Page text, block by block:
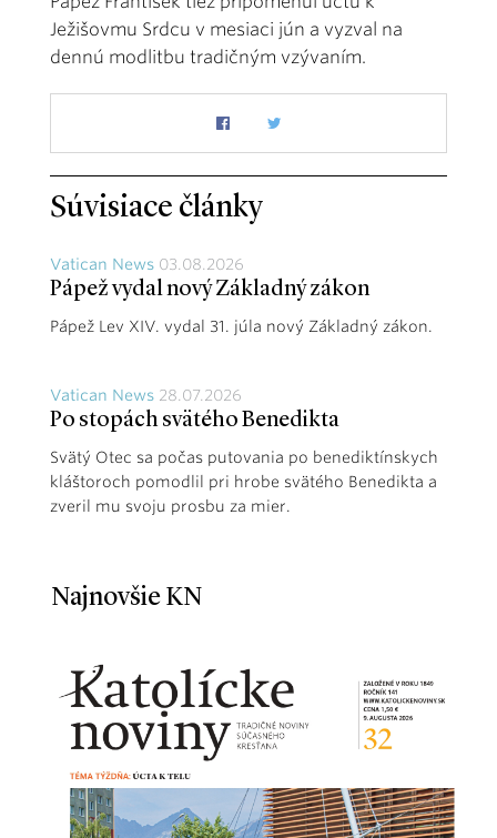
Ježišovmu Srdcu v mesiaci jún a vyzval na
dennú modlitbu tradičným vzývaním.
Súvisiace články
Vatican News 03.08.2026
Pápež vydal nový Základný zákon
Pápež Lev XIV. vydal 31. júla nový Základný zákon.
Vatican News 28.07.2026
Po stopách svätého Benedikta
Svätý Otec sa počas putovania po benediktínskych
kláštoroch pomodlil pri hrobe svätého Benedikta a
zveril mu svoju prosbu za mier.
Najnovšie KN